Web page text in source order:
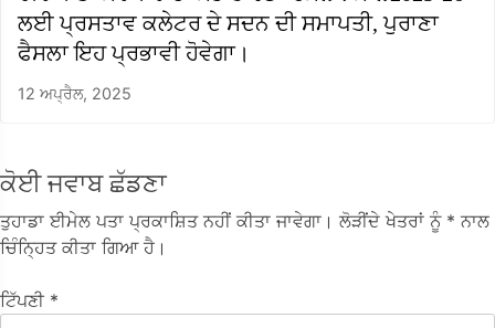
ਲਈ ਪ੍ਰਸਤਾਵ ਕਲੇਟਰ ਦੇ ਸਦਨ ਦੀ ਸਮਾਪਤੀ, ਪੁਰਾਣਾ
ਫੈਸਲਾ ਇਹ ਪ੍ਰਭਾਵੀ ਹੋਵੇਗਾ।
12 ਅਪ੍ਰੈਲ, 2025
ਕੋਈ ਜਵਾਬ ਛੱਡਣਾ
ਤੁਹਾਡਾ ਈਮੇਲ ਪਤਾ ਪ੍ਰਕਾਸ਼ਿਤ ਨਹੀਂ ਕੀਤਾ ਜਾਵੇਗਾ। ਲੋੜੀਂਦੇ ਖੇਤਰਾਂ ਨੂੰ * ਨਾਲ
ਚਿੰਨ੍ਹਿਤ ਕੀਤਾ ਗਿਆ ਹੈ।
ਟਿੱਪਣੀ *